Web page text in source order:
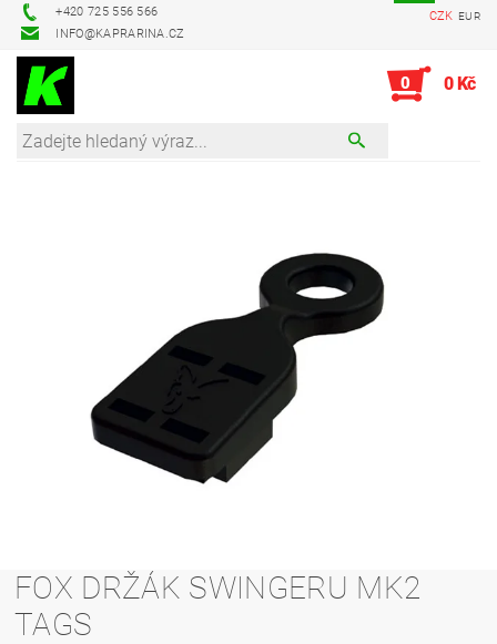
+420 725 556 566
INFO@KAPRARINA.CZ
CZK EUR
0 0 Kč
FOX DRŽÁK SWINGERU MK2
TAGS